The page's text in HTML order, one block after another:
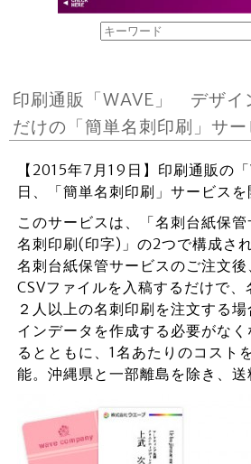
印刷通販「WAVE」 デザイ
だけの「簡単名刺印刷」サ
【2015年7月19日】印刷通販の
日、「簡単名刺印刷」サービスを
このサービスは、「名刺台紙保
名刺印刷(印字)」の2つで構成され
名刺台紙保管サービスのご注文
CSVファイルを入稿するだけで、
２人以上の名刺印刷を注文する
インデータを作成する必要がな
るとともに、1名あたりのコスト
能。沖縄県と一部離島を除き、送